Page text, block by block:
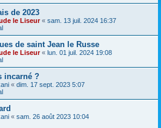
de 2023
le Liseur« sam. 13 juil. 2024 16:37
de saint Jean le Russe
le Liseur« lun. 01 juil. 2024 19:08
incarné ?
« dim. 17 sept. 2023 5:07
« sam. 26 août 2023 10:04